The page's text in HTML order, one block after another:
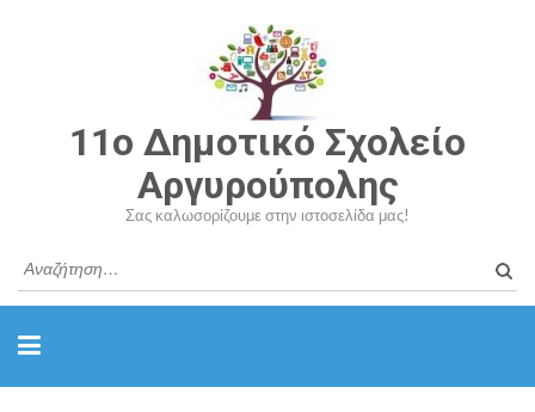
11o Δημοτικό Σχολείο
Αργυρούπολης
Σας καλωσορίζουμε στην ιστοσελίδα μας!